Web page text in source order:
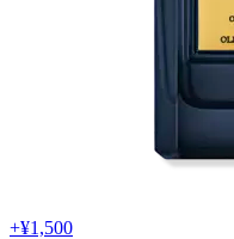
+¥1,500